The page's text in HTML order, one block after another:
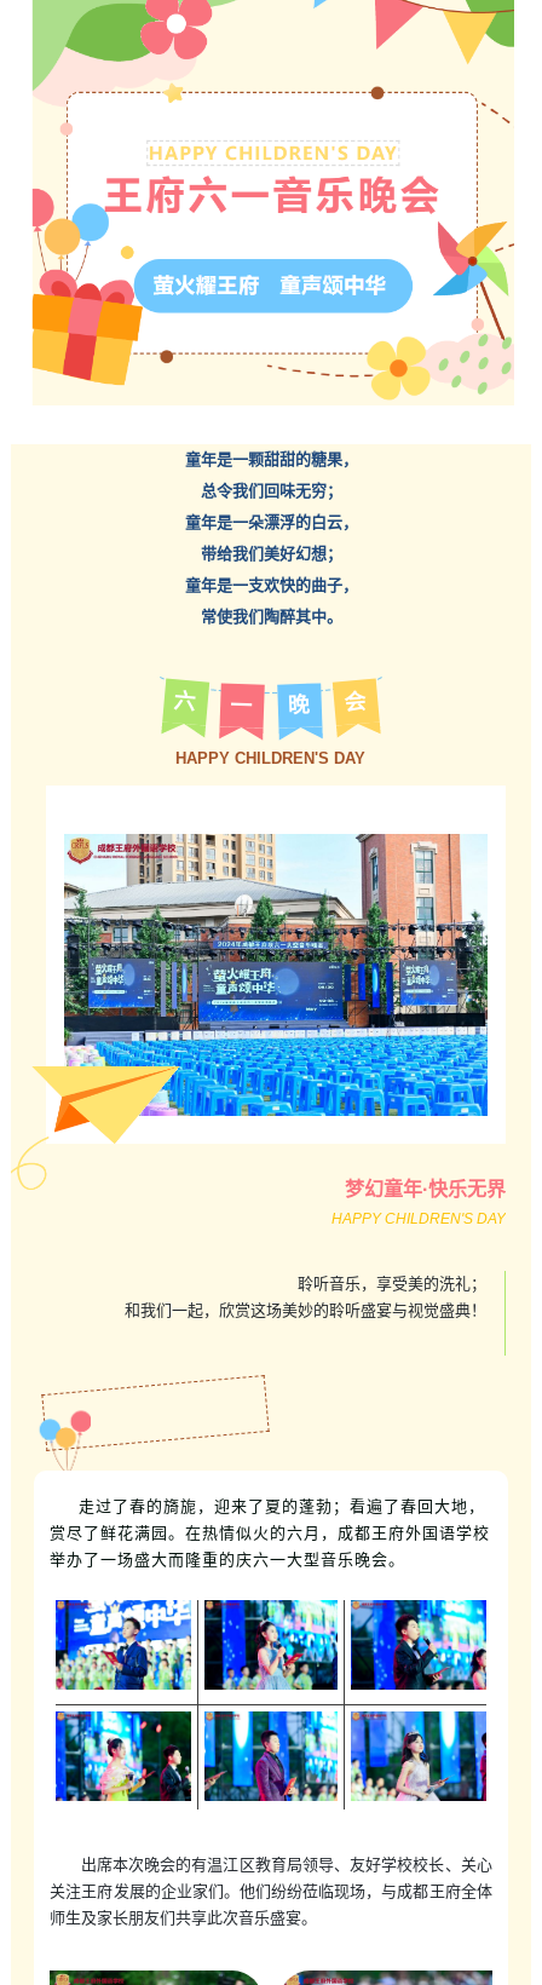
童年是一颗甜甜的糖果，
总令我们回味无穷；
童年是一朵漂浮的白云，
带给我们美好幻想；
童年是一支欢快的曲子，
常使我们陶醉其中。
六 一 晚 会
HAPPY CHILDREN'S DAY
梦幻童年·快乐无界
HAPPY CHILDREN'S DAY
聆听音乐，享受美的洗礼；
和我们一起，欣赏这场美妙的聆听盛宴与视觉盛典！
走过了春的旖旎，迎来了夏的蓬勃；看遍了春回大地，
赏尽了鲜花满园。在热情似火的六月， 成都王府外国语学校
举办了一场盛大而隆重的 庆六一大型音乐晚会。
出席本次晚会的有温江区教育局领导、友好学校校长、关心
关注王府发展的企业家们。他们纷纷莅临现场，与成都王府全体
师生及家长朋友们共享此次音乐盛宴。